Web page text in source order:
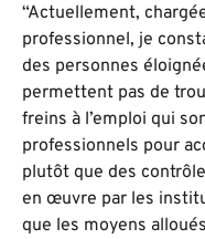
“Actuellement,
professionnel, je
des personnes
permettent pas de
freins à l’emploi qui
professionnels pour
plutôt que des
en œuvre par les
que les moyens